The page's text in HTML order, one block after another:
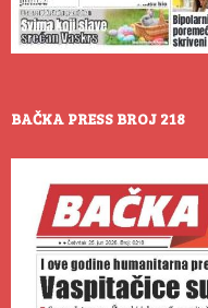
BAČKA PRESS BROJ 218